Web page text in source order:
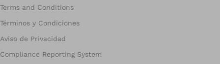
Terms and Conditions
Términos y Condiciones
Aviso de Privacidad
Compliance Reporting System